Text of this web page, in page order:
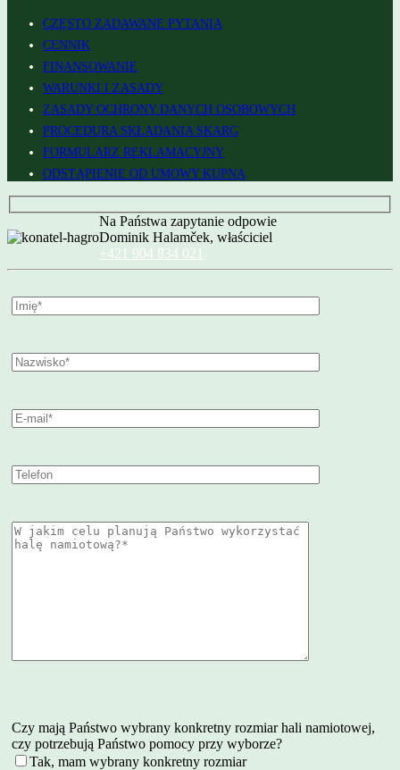
CZĘSTO ZADAWANE PYTANIA
CENNIK
FINANSOWANIE
WARUNKI I ZASADY
ZASADY OCHRONY DANYCH OSOBOWYCH
PROCEDURA SKŁADANIA SKARG
FORMULARZ REKLAMACYJNY
ODSTĄPIENIE OD UMOWY KUPNA
Na Państwa zapytanie odpowie
Dominik Halamček, właściciel
+421 904 834 021
Czy mają Państwo wybrany konkretny rozmiar hali namiotowej,
czy potrzebują Państwo pomocy przy wyborze?
Tak, mam wybrany konkretny rozmiar